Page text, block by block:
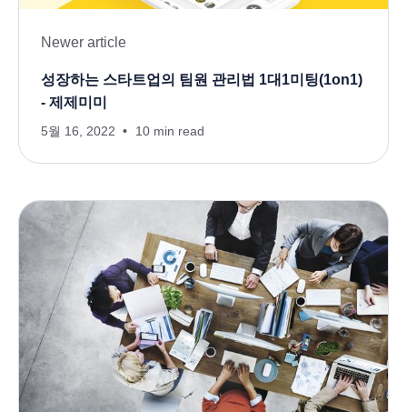
Newer article
성장하는 스타트업의 팀원 관리법 1대1미팅(1on1)
- 제제미미
5월 16, 2022 10 min read